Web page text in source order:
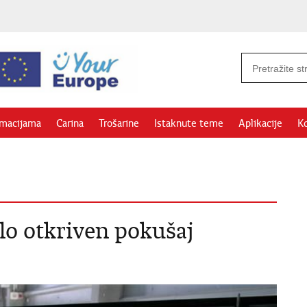
Carina Trošarine Istaknute teme Aplikacije
otkriven pokušaj